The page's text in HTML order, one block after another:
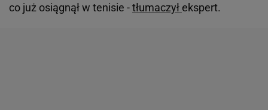
co już osiągnął w tenisie -tłumaczył ekspert.